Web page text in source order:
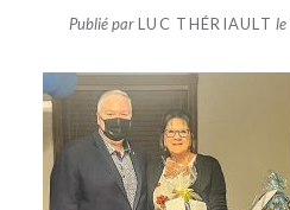
Publié parLUC THÉRIAULT le